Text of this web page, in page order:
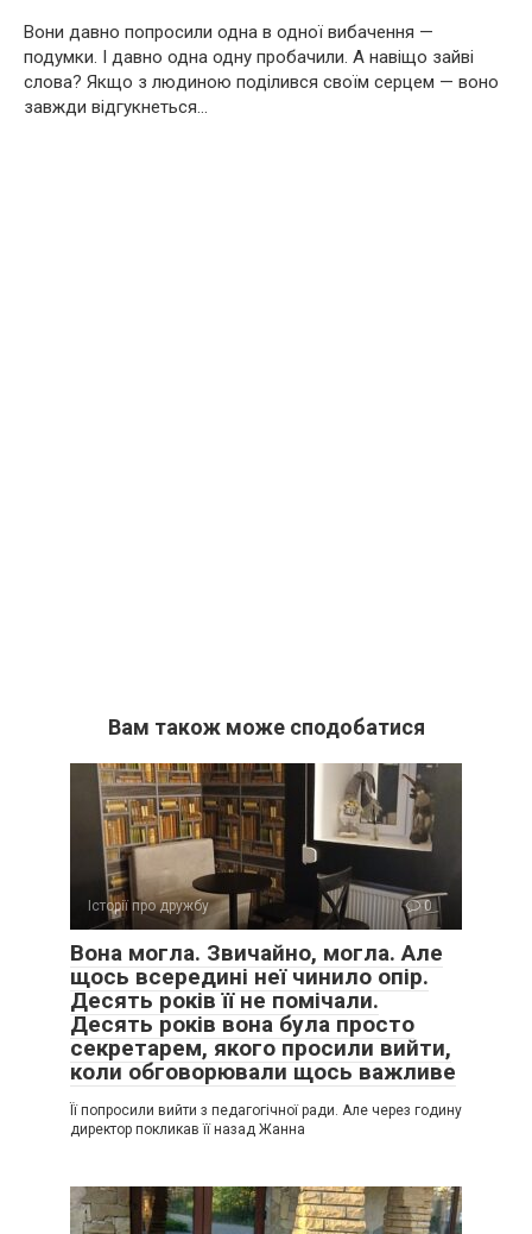
Вони давно попросили одна в одної вибачення —
подумки. І давно одна одну пробачили. А навіщо зайві
слова? Якщо з людиною поділився своїм серцем — воно
завжди відгукнеться…
Вам також може сподобатися
Історії про дружбу 0
Вона могла. Звичайно, могла. Але
щось всередині неї чинило опір.
Десять років її не помічали.
Десять років вона була просто
секретарем, якого просили вийти,
коли обговорювали щось важливе
Її попросили вийти з педагогічної ради. Але через годину
директор покликав її назад Жанна